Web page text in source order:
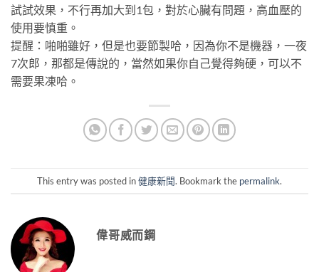
試試效果，不行再加大到1包，對於心臟有問題，高血壓的
使用要慎重。
提醒：啪啪雖好，但是也要節製哈，因為你不是機器，一夜
7次郎，那都是傳說的，當然如果你自己覺得夠硬，可以不
需要果凍哈。
This entry was posted in健康新聞. Bookmark the permalink.
偉哥威而鋼